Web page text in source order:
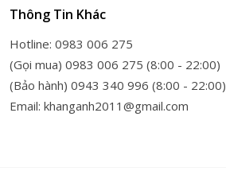
Thông Tin Khác
Hotline: 0983 006 275
(Gọi mua) 0983 006 275 (8:00 - 22:00)
(Bảo hành) 0943 340 996 (8:00 - 22:00)
Email: khanganh2011@gmail.com